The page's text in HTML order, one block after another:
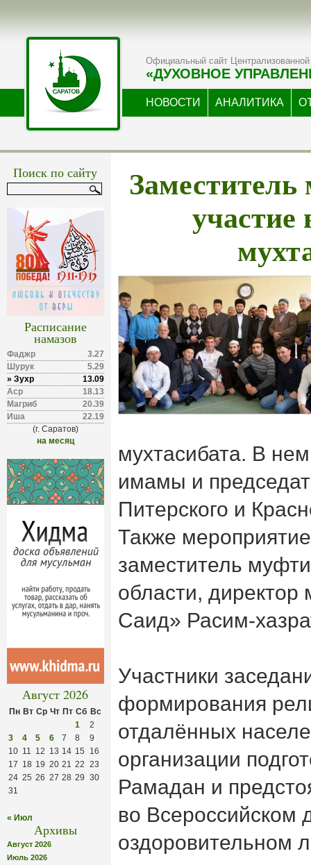
Официальный сайт Централизованной
«ДУХОВНОЕ
НОВОСТИ АНАЛИТИКА
Поиск по сайту
Расписание
намазов
Фаджр
3.27
Шурук
5.29
» Зухр
13.09
Аср
18.13
Магриб
20.39
Иша
22.19
(г. Саратов)
на месяц
Август 2026
Пн Вт Ср Чт Пт Сб Вс
1
2
3
4 5 6 7 8
9
10 11 12 13 14 15
16
17 18 19 20 21 22 23
24 25 26 27 28 29 30
31
« Июл
Архивы
Август 2026
Июль 2026
участие
мухтасибата. В
имамы и
Питерского и
Также
заместитель
области,
Саид» Расим-
Участники
формирования
отдалённых
организации
Рамадан и
во Всероссийском
оздоровительном